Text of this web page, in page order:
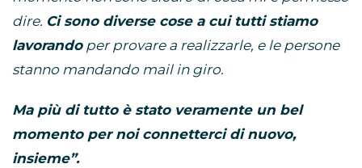
dire. Ci sono diverse cose a cui tutti stiamo
lavorandoper provare a realizzarle, e le persone
stanno mandando mail in giro.
Ma più di tutto è stato veramente un bel
momento per noi connetterci di nuovo,
insieme”.